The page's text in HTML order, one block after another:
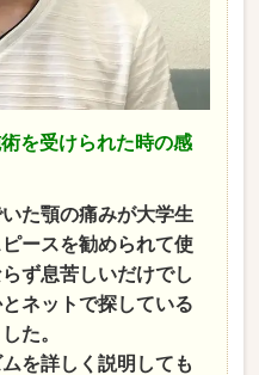
を受けられた時の感
た顎の痛みが大学生
ースを勧められて使
ず息苦しいだけでし
ネットで探している
た。
を詳しく説明しても